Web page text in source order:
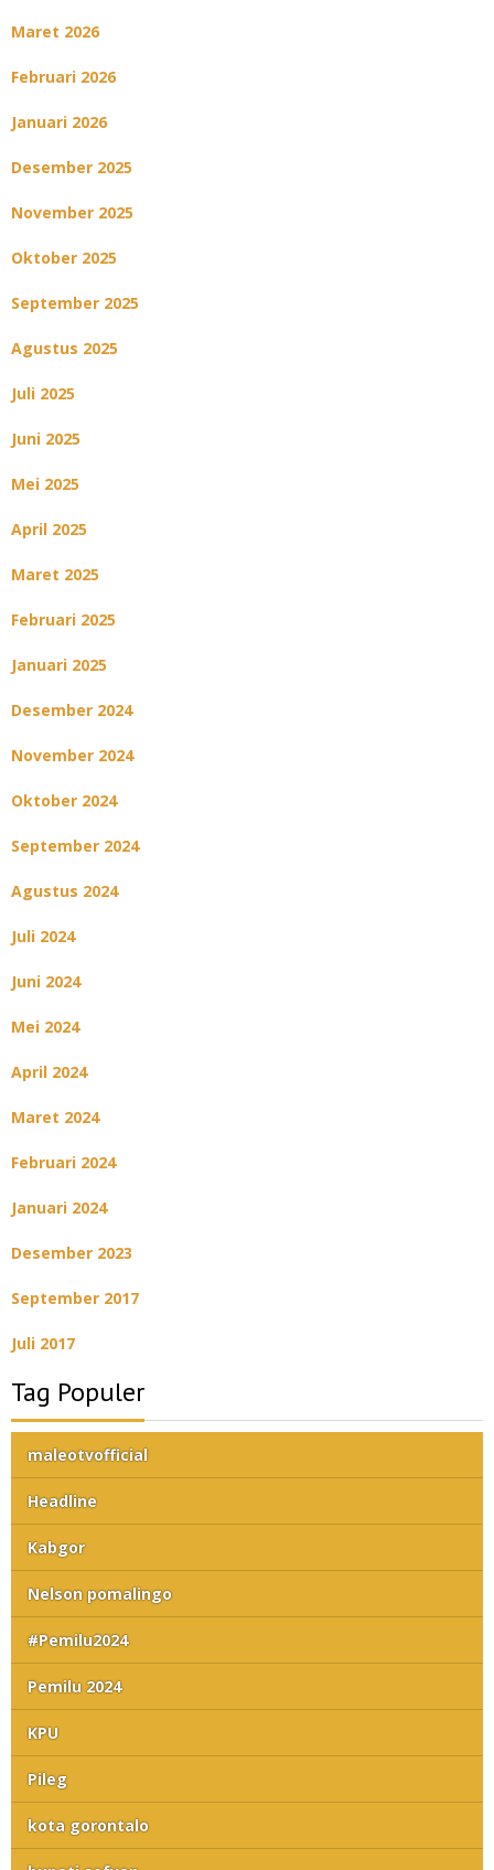
Maret 2026
Februari 2026
Januari 2026
Desember 2025
November 2025
Oktober 2025
September 2025
Agustus 2025
Juli 2025
Juni 2025
Mei 2025
April 2025
Maret 2025
Februari 2025
Januari 2025
Desember 2024
November 2024
Oktober 2024
September 2024
Agustus 2024
Juli 2024
Juni 2024
Mei 2024
April 2024
Maret 2024
Februari 2024
Januari 2024
Desember 2023
September 2017
Juli 2017
Tag Populer
maleotvofficial
Headline
Kabgor
Nelson pomalingo
#Pemilu2024
Pemilu 2024
KPU
Pileg
kota gorontalo